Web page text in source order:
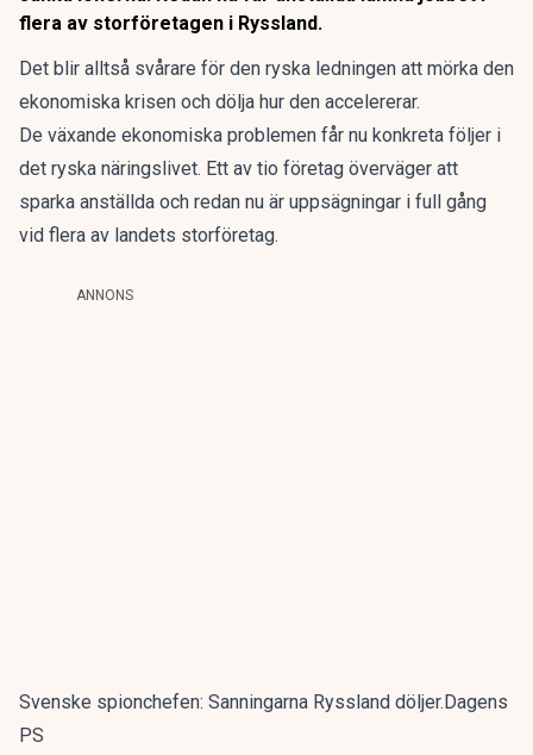
flera av storföretagen i Ryssland.
Det blir alltså svårare för den ryska ledningen att mörka den
ekonomiska krisen och dölja hur den accelererar.
De växande ekonomiska problemen får nu konkreta följer i
det ryska näringslivet. Ett av tio företag överväger att
sparka anställda och redan nu är uppsägningar i full gång
vid flera av landets storföretag.
ANNONS
Svenske spionchefen: Sanningarna Ryssland döljer.Dagens
PS